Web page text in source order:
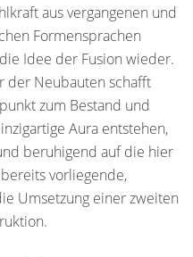
aus vergangenen und
Formensprachen
Idee der Fusion wieder.
der Neubauten schafft
zum Bestand und
Aura entstehen,
beruhigend auf die hier
vorliegende,
Umsetzung einer zweiten